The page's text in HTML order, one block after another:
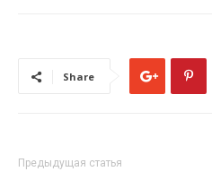
Share
Предыдущая статья